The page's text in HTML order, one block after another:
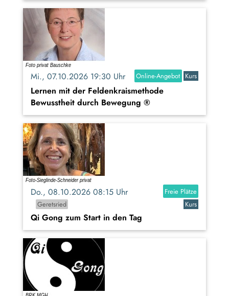
Mi., 07.10.2026 19:30 Uhr Online-Angebot Kurs
Lernen mit der Feldenkraismethode
Bewusstheit durch Bewegung ®
Do., 08.10.2026 08:15 Uhr
Freie Plätze
Geretsried
Kurs
Qi Gong zum Start in den Tag